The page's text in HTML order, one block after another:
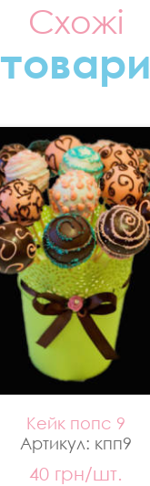
Схожі
товари
Кейк попс 9
Артикул: кпп9
40 грн/шт.